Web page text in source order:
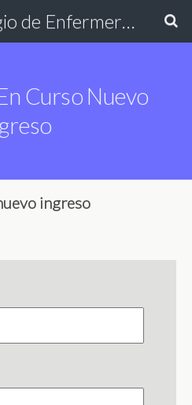
Excmo. Colegio de Enfermería de Cádiz
Curso Nuevo
ingreso